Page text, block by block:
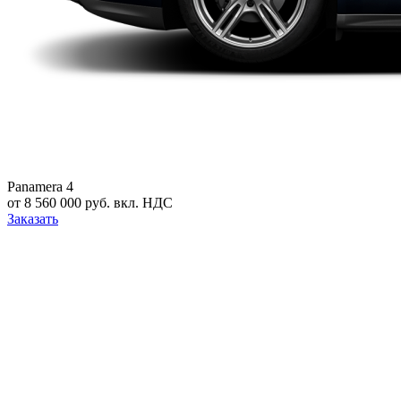
Panamera 4
от 8 560 000 руб. вкл. НДС
Заказать